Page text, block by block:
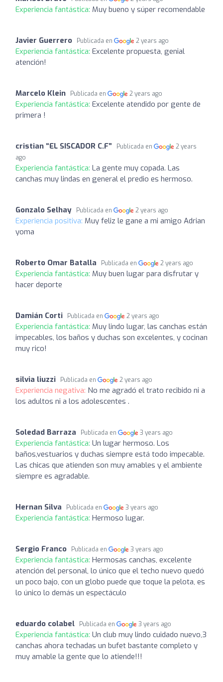
Experiencia fantástica: Muy bueno y súper recomendable
Javier Guerrero Publicada en 2 years ago
Experiencia fantástica: Excelente propuesta, genial
atención!
Marcelo Klein Publicada en 2 years ago
Experiencia fantástica: Excelente atendido por gente de
primera !
cristian “EL SISCADOR C.F” Publicada en
2 years
ago
Experiencia fantástica: La gente muy copada. Las
canchas muy lindas en general el predio es hermoso.
Gonzalo Selhay Publicada en 2 years ago
Experiencia positiva: Muy feliz le gane a mi amigo Adrian
yoma
Roberto Omar Batalla Publicada en 2 years ago
Experiencia fantástica: Muy buen lugar para disfrutar y
hacer deporte
Damián Corti Publicada en 2 years ago
Experiencia fantástica: Muy lindo lugar, las canchas están
impecables, los baños y duchas son excelentes, y cocinan
muy rico!
silvia liuzzi Publicada en 2 years ago
Experiencia negativa: No me agradó el trato recibido ni a
los adultos ni a los adolescentes .
Soledad Barraza Publicada en 3 years ago
Experiencia fantástica: Un lugar hermoso. Los
baños,vestuarios y duchas siempre está todo impecable.
Las chicas que atienden son muy amables y el ambiente
siempre es agradable.
Hernan Silva Publicada en 3 years ago
Experiencia fantástica: Hermoso lugar.
Sergio Franco Publicada en 3 years ago
Experiencia fantástica: Hermosas canchas, excelente
atención del personal, lo único que el techo nuevo quedó
un poco bajo, con un globo puede que toque la pelota, es
lo único lo demás un espectáculo
eduardo colabel Publicada en 3 years ago
Experiencia fantástica: Un club muy lindo cuidado nuevo,3
canchas ahora techadas un bufet bastante completo y
muy amable la gente que lo atiende!!!